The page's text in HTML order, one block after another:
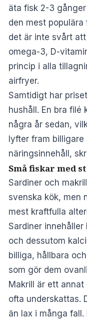
äta fisk 2-3
den mest
det är inte svårt
omega-3, D-
princip i alla
airfryer.
Samtidigt har
hushåll. En bra
några år sedan,
lyfter fram billigare
näringsinnehåll,
Små fiskar med
Sardiner och
svenska kök, men
mest kraftfulla
Sardiner
och dessutom
billiga, hållbara
som gör dem
Makrill är ett
ofta underskattas.
än lax i många